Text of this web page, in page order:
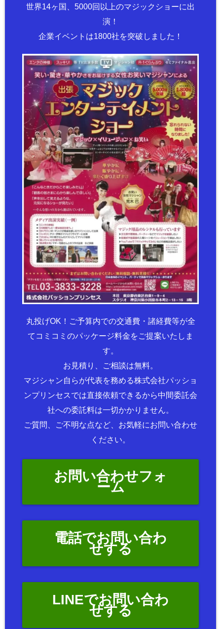
世界14ヶ国、5000回以上のマジックショーに出
演！
企業イベントは1800社を突破しました！
丸投げOK！ご予算内での交通費・諸経費等が全
てコミコミのパッケージ料金をご提案いたしま
す。
お見積り、ご相談は無料。
マジシャン自らが代表を務める株式会社パッショ
ンプリンセスでは直接依頼できるから中間委託会
社への委託料は一切かかりません。
ご質問、ご不明な点など、お気軽にお問い合わせ
ください。
お問い合わせフォ
ーム
電話でお問い合わ
せする
LINEでお問い合わ
せする